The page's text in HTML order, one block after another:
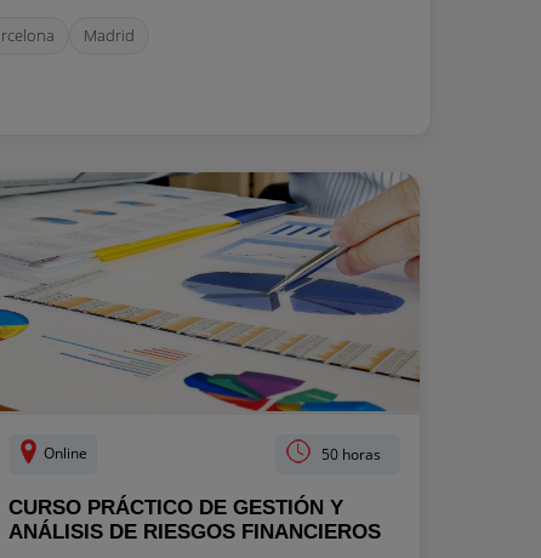
Madrid
Online 50 horas
CURSO PRÁCTICO DE GESTIÓN Y
ANÁLISIS DE RIESGOS FINANCIEROS